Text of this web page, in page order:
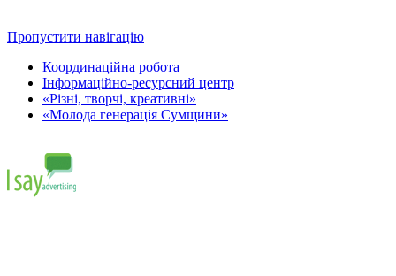
Пропустити навігацію
Координаційна робота
Інформаційно-ресурсний центр
«Різні, творчі, креативні»
«Молода генерація Сумщини»